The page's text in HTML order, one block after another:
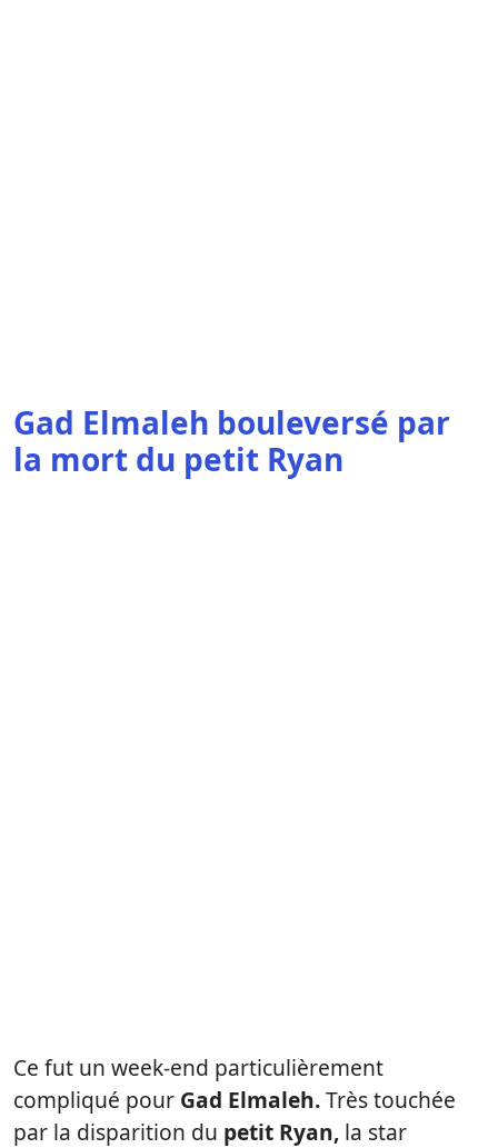
Gad Elmaleh bouleversé par
la mort du petit Ryan
Ce fut un week-end particulièrement
compliqué pour Gad Elmaleh.Très touchée
par la disparition du petit Ryan, la star